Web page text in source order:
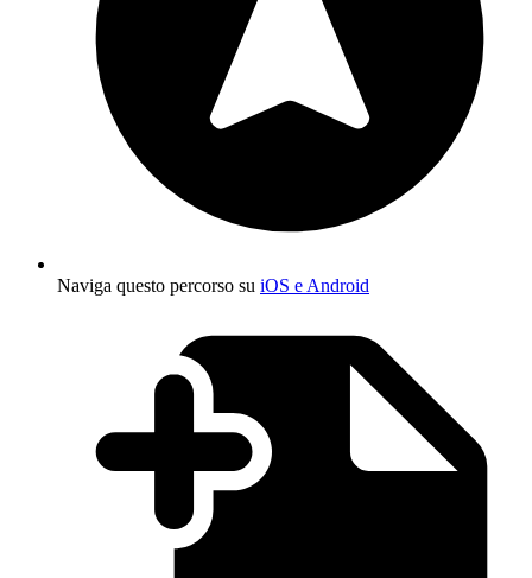
Naviga questo percorso su iOS e Android